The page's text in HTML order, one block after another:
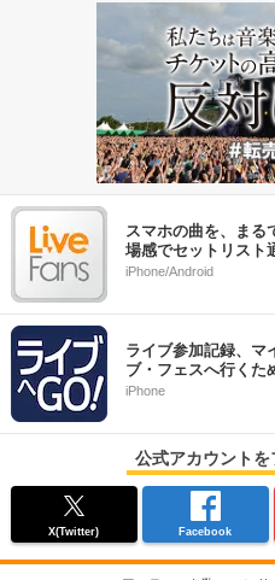
スマホの曲を、まる
場感でセットリスト
iPhone/Android
ライブ参加記録、マ
ブ・フェスへ行くた
iPhone
公式アカウントを
X(Twitter) Facebook